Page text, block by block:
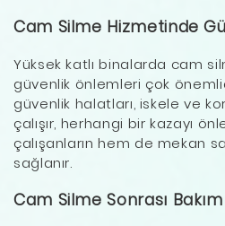
Cam Silme Hizmetinde
Yüksek katlı binalarda cam
güvenlik önlemleri çok
güvenlik halatları, iskele ve
çalışır, herhangi bir kazayı
çalışanların hem de mekan
sağlanır.
Cam Silme Sonrası